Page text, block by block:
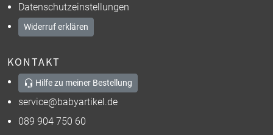
Datenschutzeinstellungen
Widerruf erklären
KONTAKT
Hilfe zu meiner Bestellung
service@babyartikel.de
089 904 750 60